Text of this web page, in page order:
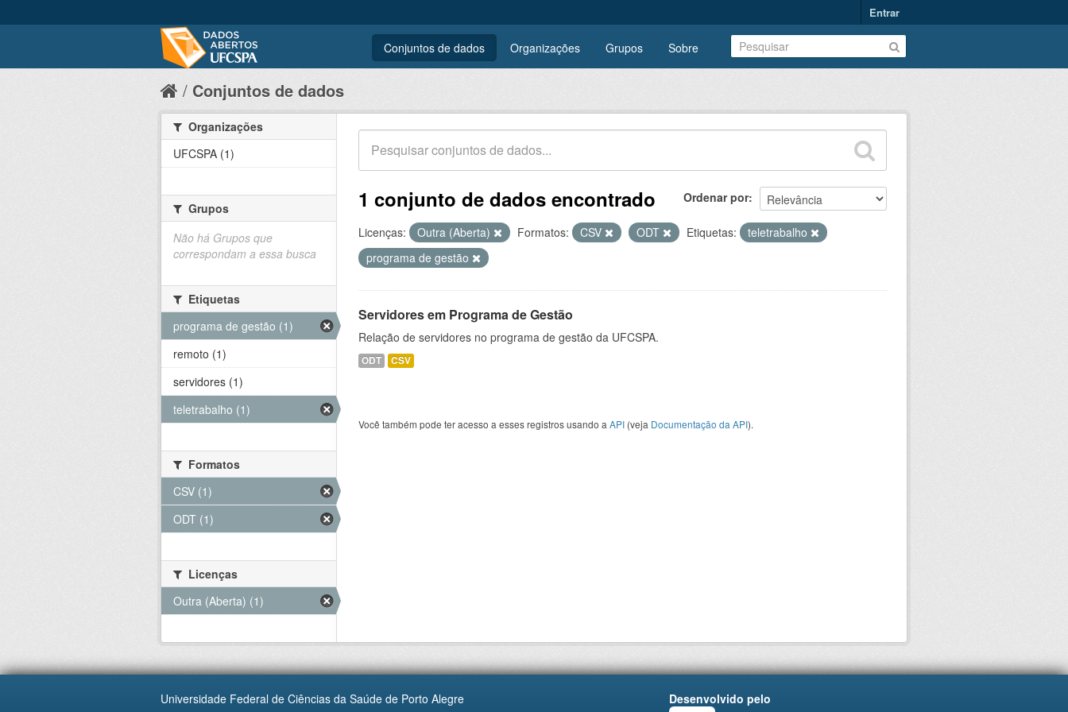
Entrar
Conjuntos de dados Organizações Grupos Sobre
Conjuntos de dados
Ordenar por
1 conjunto de dados encontrado
Licenças: Outra (Aberta) Formatos: CSV ODT Etiquetas:
teletrabalho
programa de gestão
Servidores em Programa de Gestão
Relação de servidores no programa de gestão da UFCSPA.
ODT CSV
Você também pode ter acesso a esses registros usando a API (veja Documentação da API).
Organizações
UFCSPA (1)
Grupos
Não há Grupos que
correspondam a essa busca
Etiquetas
programa de gestão (1)
remoto (1)
servidores (1)
teletrabalho (1)
Formatos
CSV (1)
ODT (1)
Licenças
Outra (Aberta) (1)
Universidade Federal de Ciências da Saúde de Porto Alegre
Desenvolvido pelo